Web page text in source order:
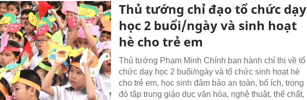
Thủ tướng chỉ đạo tổ chức dạy
học 2 buổi/ngày và sinh hoạt
hè cho trẻ em
Thủ tướng Phạm Minh Chính ban hành chỉ thị về tổ
chức dạy học 2 buổi/ngày và tổ chức sinh hoạt hè
cho trẻ em, học sinh đảm bảo an toàn, bổ ích, trong
đó tập trung giáo dục văn hóa, nghệ thuật, thể chất,